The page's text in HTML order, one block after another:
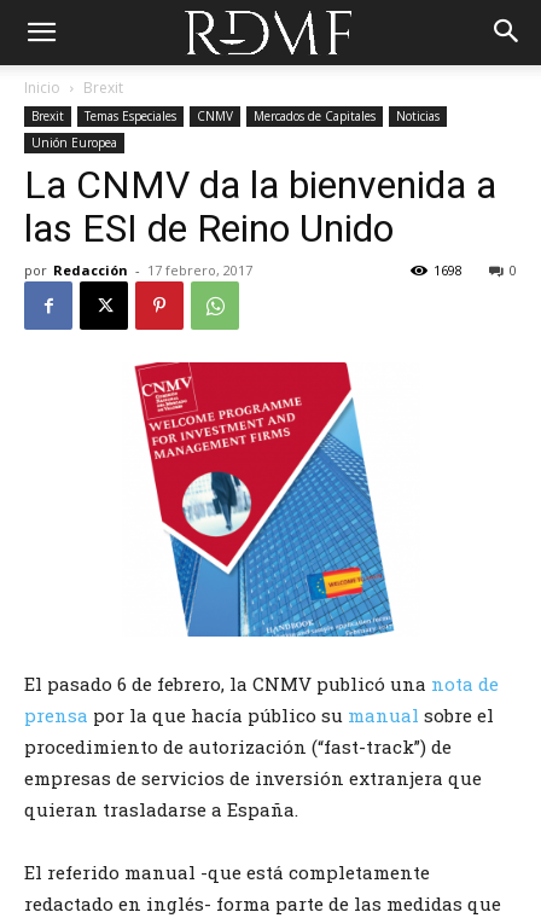
Inicio Brexit
Brexit Temas Especiales CNMV Mercados de Capitales
Noticias
Unión Europea
La CNMV da la bienvenida a
las ESI de Reino Unido
por Redacción - 17 febrero, 2017 0
1698
El pasado 6 de febrero, la CNMV publicó una nota de
prensa por la que hacía público su manual sobre el
procedimiento de autorización (“fast-track”) de
empresas de servicios de inversión extranjera que
quieran trasladarse a España.
El referido manual -que está completamente
redactado en inglés- forma parte de las medidas que